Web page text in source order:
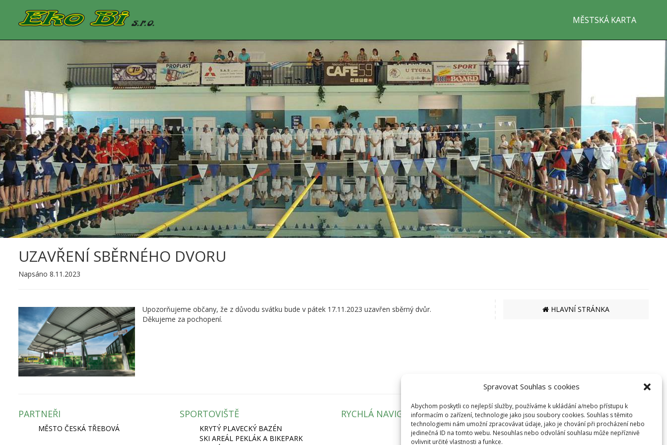
Spravovat Souhlas s cookies
Abychom poskytli co nejlepší služby, používáme k ukládání a/nebo přístupu k
informacím o zařízení, technologie jako jsou soubory cookies. Souhlas s těmito
technologiemi nám umožní zpracovávat údaje, jako je chování při procházení nebo
jedinečná ID na tomto webu. Nesouhlas nebo odvolání souhlasu může nepříznivě
ovlivnit určité vlastnosti a funkce.
MĚSTSKÁ KARTA
UZAVŘENÍ SBĚRNÉHO DVORU
Napsáno 8.11.2023
Upozorňujeme občany, že z důvodu svátku bude v pátek 17.11.2023 uzavřen sběrný dvůr.
Děkujeme za pochopení.
HLAVNÍ STRÁNKA
PARTNEŘI
MĚSTO ČESKÁ TŘEBOVÁ
SPORTOVIŠTĚ
KRYTÝ PLAVECKÝ BAZÉN
SKI AREÁL PEKLÁK A BIKEPARK
RYCHLÁ NAVIGACE EKO BI S.R.O.
SEMANÍNSKÁ 2050
560 02 ČESKÁ TŘEBOVÁ